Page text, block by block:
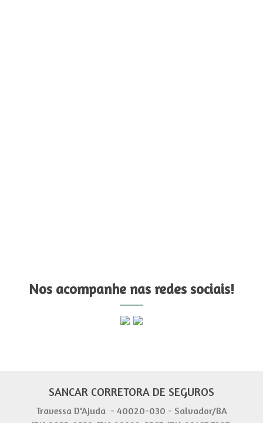
Nos acompanhe nas redes sociais!
SANCAR CORRETORA DE SEGUROS
Travessa D'Ajuda - 40020-030 - Salvador/BA